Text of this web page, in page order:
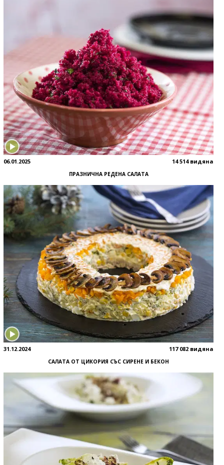
06.01.2025 14 514 видяна
ПРАЗНИЧНА РЕДЕНА САЛАТА
31.12.2024 117 082 видяна
САЛАТА ОТ ЦИКОРИЯ СЪС СИРЕНЕ И БЕКОН